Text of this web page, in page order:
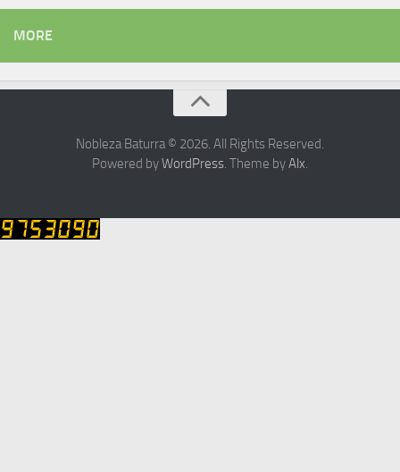
MORE
Nobleza Baturra © 2026. All Rights Reserved.
Powered byWordPress. Theme byAlx.